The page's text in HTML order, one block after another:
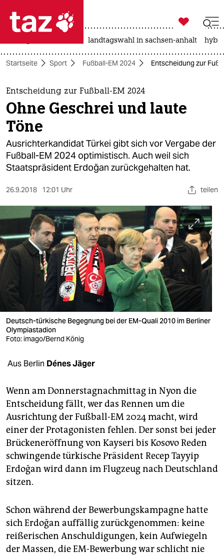
 taz zahl ich
taz zahl ich
themen
politik
öko
gesellschaft
sport
berlin
nord
wahrheit
verlag
verlag
veranstaltungen
unterstützen
abo
genossenschaft
epaper login

taz zahl ich
landtagswahl in sachsen-anhalt
Startseite Sport Fußball-EM 2024 Entscheidung zur
Entscheidung zur Fußball-EM 2024
Ohne Geschrei und laute
Töne
Ausrichterkandidat Türkei gibt sich vor Vergabe der
Fußball-EM 2024 optimistisch. Auch weil sich
Staatspräsident Erdoğan zurückgehalten hat.
26.9.2018 12:01 Uhr teilen
Deutsch-türkische Begegnung bei der EM-Quali 2010 im Berliner
Olympiastadion
Foto: imago/Bernd König
Aus Berlin Dénes Jäger
Wenn am Donnerstagnachmittag in Nyon die
Entscheidung fällt, wer das Rennen um die
Ausrichtung der Fußball-EM 2024 macht, wird
einer der Protagonisten fehlen. Der sonst bei jeder
Brückeneröffnung von Kayseri bis Kosovo Reden
schwingende türkische Präsident Recep Tayyip
Erdoğan wird dann im Flugzeug nach Deutschland
sitzen.
Schon während der Bewerbungskampagne hatte
sich Erdoğan auffällig zurückgenommen: keine
reißerischen Anschuldigungen, kein Aufwiegeln
der Massen, die EM-Bewerbung war schlicht nie